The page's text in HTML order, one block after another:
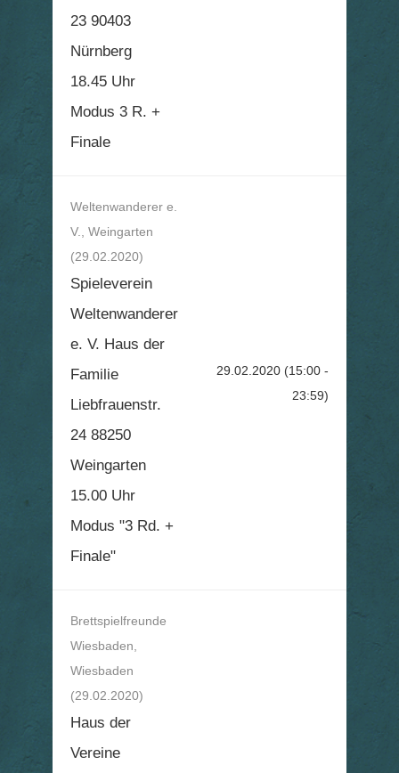
23 90403
Nürnberg
18.45 Uhr
Modus 3 R. +
Finale
Weltenwanderer e.
V., Weingarten
(29.02.2020)
Spieleverein
Weltenwanderer
e. V. Haus der
Familie
Liebfrauenstr.
24 88250
Weingarten
15.00 Uhr
Modus "3 Rd. +
Finale"
29.02.2020 (15:00 -
23:59)
Brettspielfreunde
Wiesbaden,
Wiesbaden
(29.02.2020)
Haus der
Vereine